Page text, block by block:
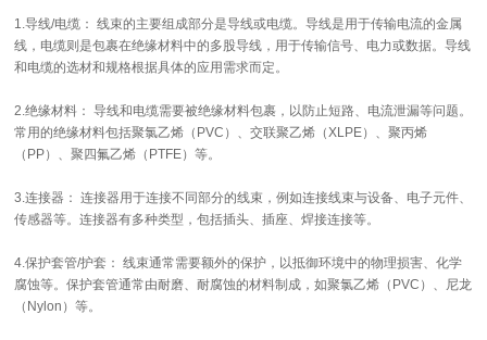
1.导线/电缆： 线束的主要组成部分是导线或电缆。导线是用于传输电流的金属
线，电缆则是包裹在绝缘材料中的多股导线，用于传输信号、电力或数据。导线
和电缆的选材和规格根据具体的应用需求而定。
2.绝缘材料： 导线和电缆需要被绝缘材料包裹，以防止短路、电流泄漏等问题。
常用的绝缘材料包括聚氯乙烯（PVC）、交联聚乙烯（XLPE）、聚丙烯
（PP）、聚四氟乙烯（PTFE）等。
3.连接器： 连接器用于连接不同部分的线束，例如连接线束与设备、电子元件、
传感器等。连接器有多种类型，包括插头、插座、焊接连接等。
4.保护套管/护套： 线束通常需要额外的保护，以抵御环境中的物理损害、化学
腐蚀等。保护套管通常由耐磨、耐腐蚀的材料制成，如聚氯乙烯（PVC）、尼龙
（Nylon）等。